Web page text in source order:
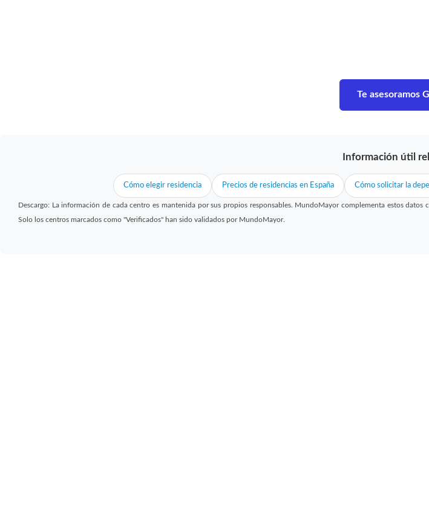
Te asesoramos
Información útil
Cómo elegir residencia Precios de residencias en España Cómo solicitar la
Descargo: La información de cada centro es mantenida por sus propios responsables. MundoMayor complementa estos
Solo los centros marcados como "Verificados" han sido validados por MundoMayor.